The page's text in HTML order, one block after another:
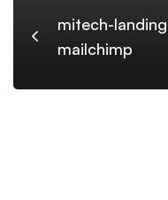
mitech-
mailchimp